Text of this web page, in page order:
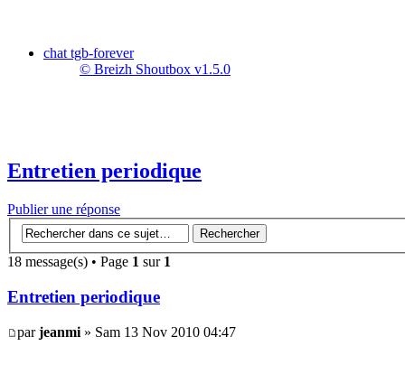
chat tgb-forever
© Breizh Shoutbox v1.5.0
Entretien periodique
Publier une réponse
18 message(s) • Page 1 sur 1
Entretien periodique
parjeanmi » Sam 13 Nov 2010 04:47